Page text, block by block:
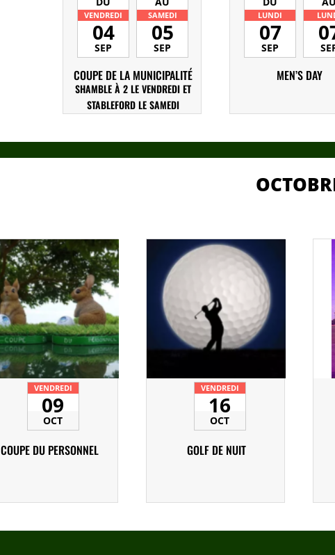
VENDREDI
04
SEP
SAMEDI
05
SEP
COUPE DE LA MUNICIPALITÉ
SHAMBLE À 2 LE VENDREDI ET
STABLEFORD LE SAMEDI
LUNDI
07
SEP
MEN’S DAY
VENDREDI
09
OCT
COUPE DU PERSONNEL
VENDREDI
16
OCT
GOLF DE NUIT